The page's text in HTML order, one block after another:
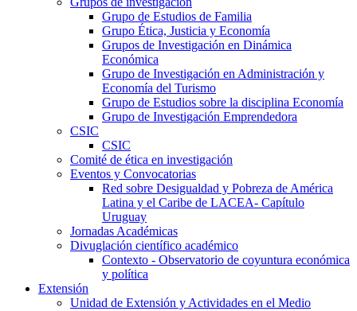
Grupo de Estudios de Familia
Grupo Ética, Justicia y Economía
Grupos de Investigación en Dinámica
Económica
Grupo de Investigación en Administración y
Economía del Turismo
Grupo de Estudios sobre la disciplina Economía
Grupo de Investigación Emprendedora
CSIC
CSIC
Comité de ética en investigación
Eventos y Convocatorias
Red sobre Desigualdad y Pobreza de América
Latina y el Caribe de LACEA- Capítulo
Uruguay
Jornadas Académicas
Divuglación científico académico
Contexto - Observatorio de coyuntura económica
y política
Extensión
Unidad de Extensión y Actividades en el Medio